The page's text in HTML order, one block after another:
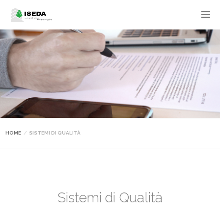
HOME SISTEMI DI QUALITÀ
Sistemi di Qualità